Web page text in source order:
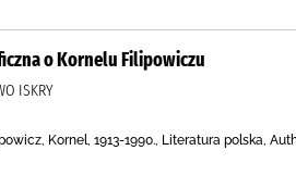
o Kornelu Filipowiczu
ISKRY
Kornel, 1913-1990., Literatura polska,